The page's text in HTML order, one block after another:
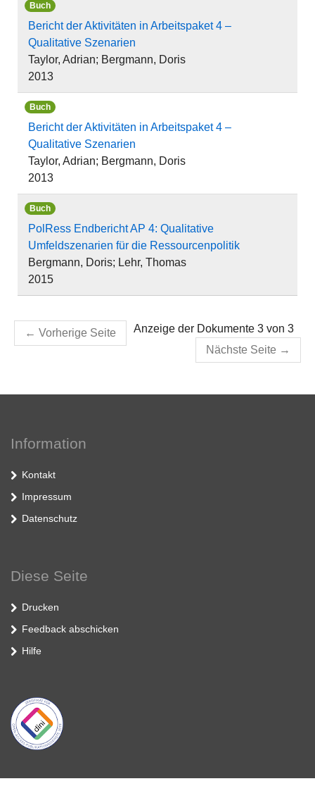
Buch
Bericht der Aktivitäten in Arbeitspaket 4 –
Qualitative Szenarien
Taylor, Adrian; Bergmann, Doris
2013
Buch
Bericht der Aktivitäten in Arbeitspaket 4 –
Qualitative Szenarien
Taylor, Adrian; Bergmann, Doris
2013
Buch
PolRess Endbericht AP 4: Qualitative
Umfeldszenarien für die Ressourcenpolitik
Bergmann, Doris; Lehr, Thomas
2015
← Vorherige Seite
Anzeige der Dokumente 3 von 3
Nächste Seite →
Information
Kontakt
Impressum
Datenschutz
Diese Seite
Drucken
Feedback abschicken
Hilfe